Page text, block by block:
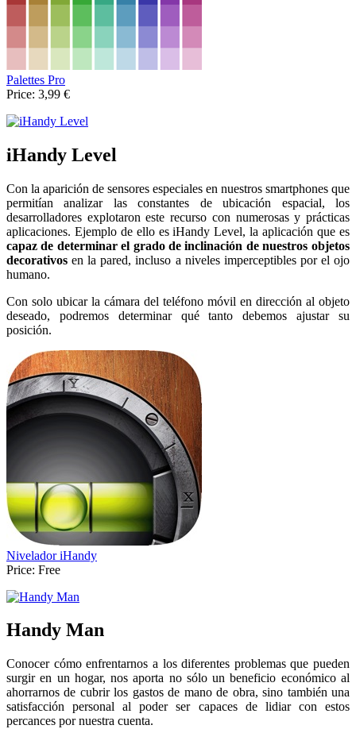
‎Palettes Pro
Price: 3,99 €
iHandy Level
Con la aparición de sensores especiales en nuestros smartphones que
permitían analizar las constantes de ubicación espacial, los
desarrolladores explotaron este recurso con numerosas y prácticas
aplicaciones. Ejemplo de ello es iHandy Level, la aplicación que es
capaz de determinar el grado de inclinación de nuestros objetos
decorativos en la pared, incluso a niveles imperceptibles por el ojo
humano.
Con solo ubicar la cámara del teléfono móvil en dirección al objeto
deseado, podremos determinar qué tanto debemos ajustar su
posición.
Nivelador iHandy
Price: Free
Handy Man
Conocer cómo enfrentarnos a los diferentes problemas que pueden
surgir en un hogar, nos aporta no sólo un beneficio económico al
ahorrarnos de cubrir los gastos de mano de obra, sino también una
satisfacción personal al poder ser capaces de lidiar con estos
percances por nuestra cuenta.